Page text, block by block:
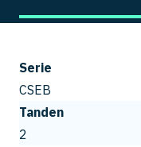
Serie
CSEB
Tanden
2